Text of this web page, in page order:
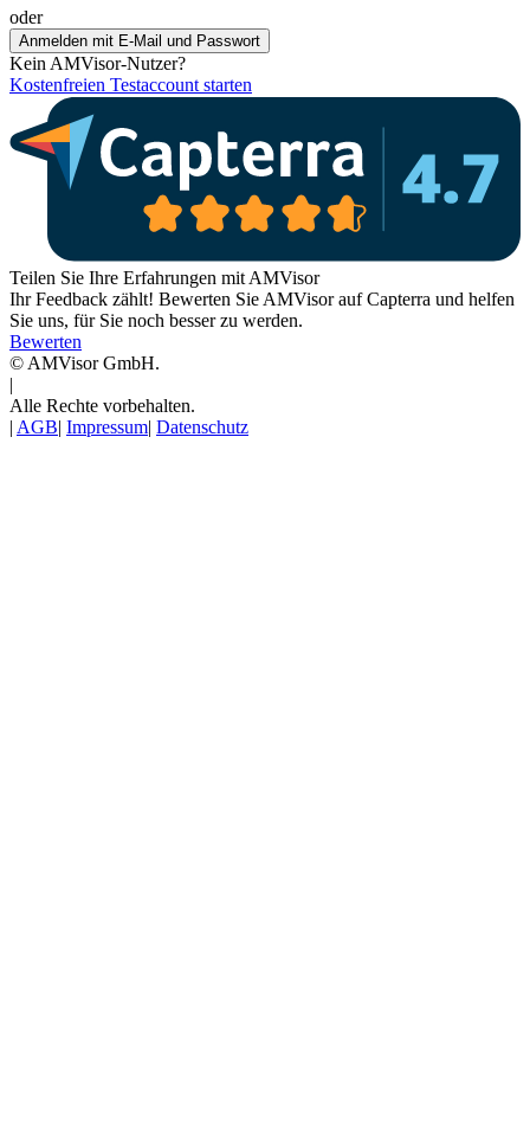
oder
Anmelden mit E-Mail und Passwort
Kein AMVisor-Nutzer?
Kostenfreien Testaccount starten
Teilen Sie Ihre Erfahrungen mit AMVisor
Ihr Feedback zählt! Bewerten Sie AMVisor auf Capterra und helfen
Sie uns, für Sie noch besser zu werden.
Bewerten
© AMVisor GmbH.
|
Alle Rechte vorbehalten.
| AGB| Impressum| Datenschutz